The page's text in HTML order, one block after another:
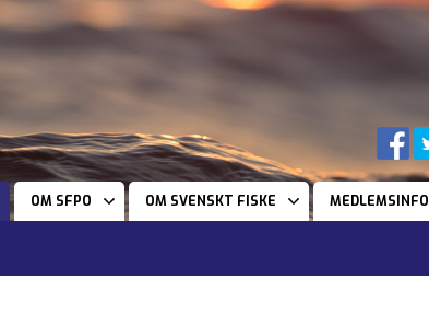
OM SFPO OM SVENSKT FISKE MEDLEMSINFO